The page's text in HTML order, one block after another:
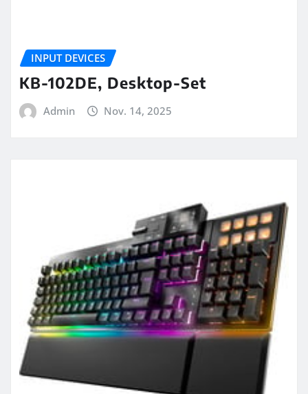
INPUT DEVICES
KB-102DE, Desktop-Set
Admin Nov. 14, 2025